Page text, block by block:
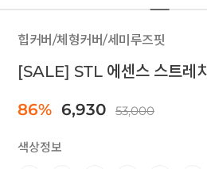
힙커버/체형커버/세미루즈핏
[SALE] STL 에센스 스트레
86% 6,930 53,000
색상정보